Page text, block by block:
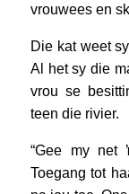
vrouwees en
Die kat weet
Al het sy die
vrou se
teen die rivier.
“Gee my net
Toegang tot